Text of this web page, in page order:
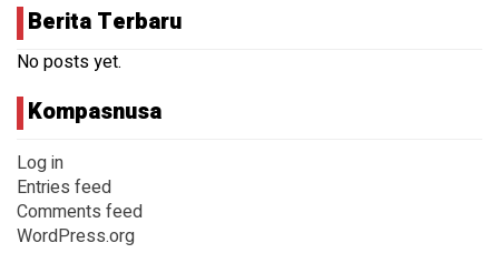
Berita Terbaru
No posts yet.
Kompasnusa
Log in
Entries feed
Comments feed
WordPress.org